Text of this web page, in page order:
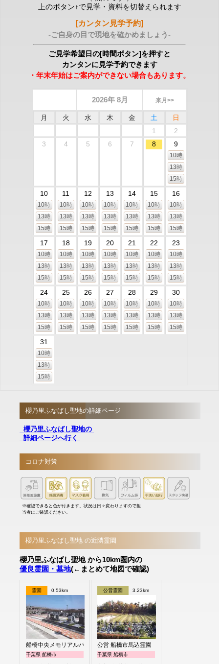
上のボタン↑で見学・資料を切替えられます
[カンタン見学予約]
-ご自身の目で現地を確かめましょう-
ご見学希望日の[時間ボタン]を押すと
カンタンに見学予約できます
・年末年始はご案内ができない場合もあります。
2026年 8月 来月>>
月 火 水 木 金 土
日
1
2
3
4 5 6 7 8 9
10時
13時
15時
10
10時
13時
15時
11
10時
13時
15時
12
10時
13時
15時
13
10時
13時
15時
14
10時
13時
15時
15
10時
13時
15時
16
10時
13時
15時
17
10時
13時
15時
18
10時
13時
15時
19
10時
13時
15時
20
10時
13時
15時
21
10時
13時
15時
22
10時
13時
15時
23
10時
13時
15時
24
10時
13時
15時
25
10時
13時
15時
26
10時
13時
15時
27
10時
13時
15時
28
10時
13時
15時
29
10時
13時
15時
30
10時
13時
15時
31
10時
13時
15時
櫻乃里ふなばし聖地の詳細ページ
櫻乃里ふなばし聖地の
詳細ページへ行く
コロナ対策
※確認できると色が付きます。状況は日々変わりますので担
当者にご確認ください。
櫻乃里ふなばし聖地 の近隣霊園
櫻乃里ふなばし聖地 から10km圏内の
優良霊園・墓地(←まとめて地図で確認)
霊園 0.53km
船橋中央メモリアルパーク
千葉県 船橋市
公営霊園 3.23km
公営 船橋市馬込霊園
千葉県 船橋市